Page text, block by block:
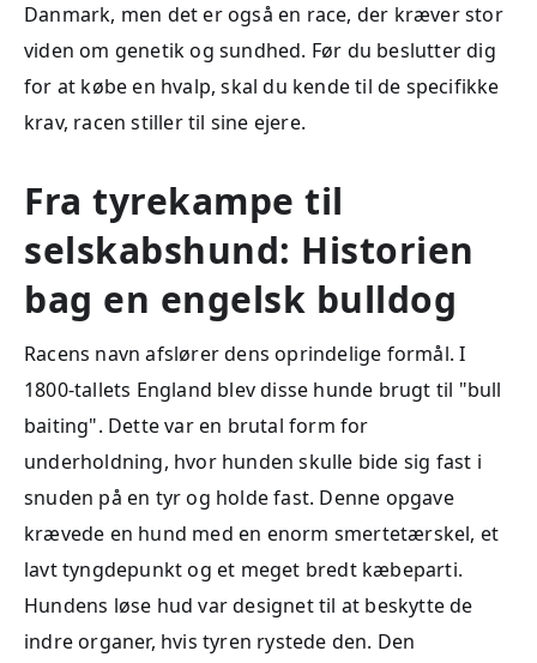
Danmark, men det er også en race, der kræver stor
viden om genetik og sundhed. Før du beslutter dig
for at købe en hvalp, skal du kende til de specifikke
krav, racen stiller til sine ejere.
Fra tyrekampe til
selskabshund: Historien
bag en engelsk bulldog
Racens navn afslører dens oprindelige formål. I
1800-tallets England blev disse hunde brugt til "bull
baiting". Dette var en brutal form for
underholdning, hvor hunden skulle bide sig fast i
snuden på en tyr og holde fast. Denne opgave
krævede en hund med en enorm smertetærskel, et
lavt tyngdepunkt og et meget bredt kæbeparti.
Hundens løse hud var designet til at beskytte de
indre organer, hvis tyren rystede den. Den